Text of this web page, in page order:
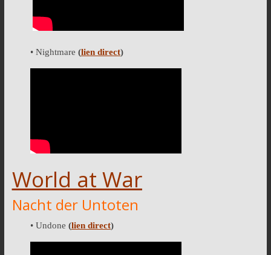
• Nightmare (lien direct)
World at War
Nacht der Untoten
• Undone (lien direct)